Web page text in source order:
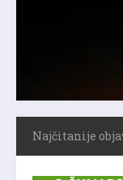
Najčitanije